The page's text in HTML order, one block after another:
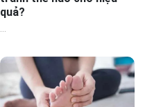
quả?